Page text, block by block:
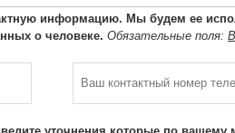
информацию. Мы будем ее
о человеке. Обязательные поля: